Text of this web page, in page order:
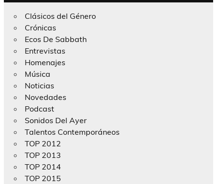
Clásicos del Género
Crónicas
Ecos De Sabbath
Entrevistas
Homenajes
Música
Noticias
Novedades
Podcast
Sonidos Del Ayer
Talentos Contemporáneos
TOP 2012
TOP 2013
TOP 2014
TOP 2015